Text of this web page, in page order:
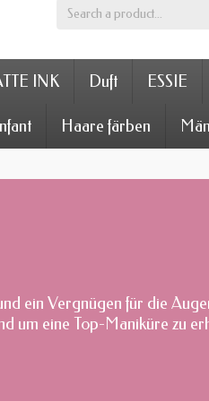
INK Duft ESSIE
Haare färben
ein Vergnügen für die
um eine Top-Maniküre zu
Maniküre.